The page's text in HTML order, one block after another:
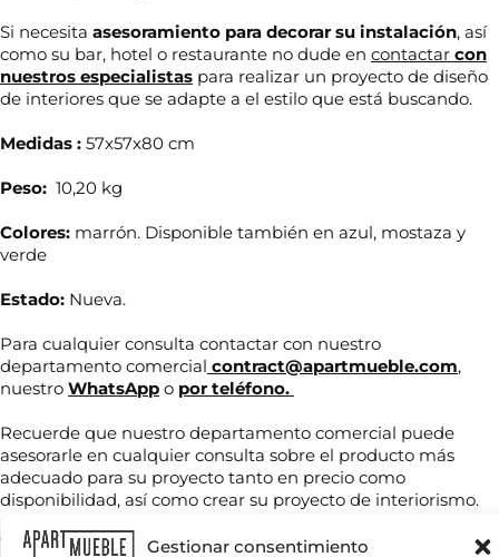
Gestionar consentimiento
Si necesita asesoramiento para decorar su instalación, así
como su bar, hotel o restaurante no dude en contactar con
nuestros especialistas para realizar un proyecto de diseño
de interiores que se adapte a el estilo que está buscando.
Medidas : 57x57x80 cm
Peso: 10,20 kg
Colores: marrón. Disponible también en azul, mostaza y
verde
Estado: Nueva.
Para cualquier consulta contactar con nuestro
departamento comercial contract@apartmueble.com,
nuestro WhatsApp o por teléfono.
Recuerde que nuestro departamento comercial puede
asesorarle en cualquier consulta sobre el producto más
adecuado para su proyecto tanto en precio como
disponibilidad, así como crear su proyecto de interiorismo.
Tenemos mucha variedad en producto de hostelería tanto
o
m
r
e
*e
l
é
o
C